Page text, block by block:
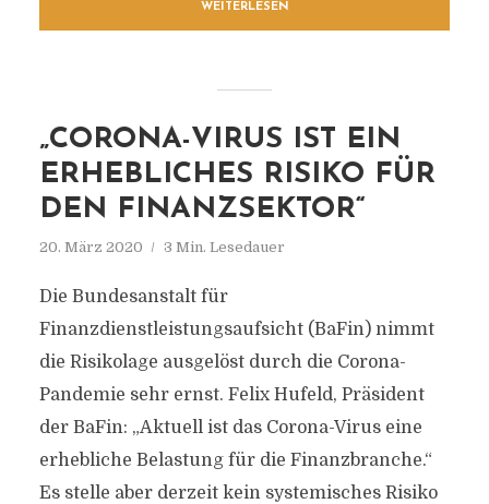
WEITERLESEN
„CORONA-VIRUS IST EIN
ERHEBLICHES RISIKO FÜR
DEN FINANZSEKTOR“
20. März 2020 3 Min. Lesedauer
Die Bundesanstalt für
Finanzdienstleistungsaufsicht (BaFin) nimmt
die Risikolage ausgelöst durch die Corona-
Pandemie sehr ernst. Felix Hufeld, Präsident
der BaFin: „Aktuell ist das Corona-Virus eine
erhebliche Belastung für die Finanzbranche.“
Es stelle aber derzeit kein systemisches Risiko